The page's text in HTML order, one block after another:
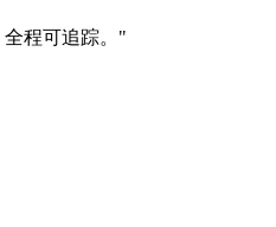
程可追踪。 "